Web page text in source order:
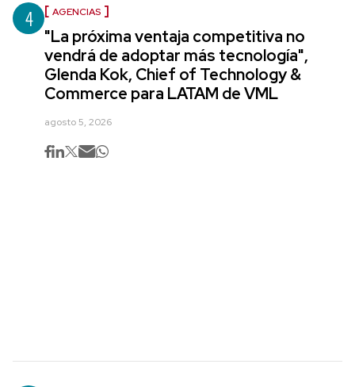
4 AGENCIAS
"La próxima ventaja competitiva no
vendrá de adoptar más tecnología",
Glenda Kok, Chief of Technology &
Commerce para LATAM de VML
agosto 5, 2026